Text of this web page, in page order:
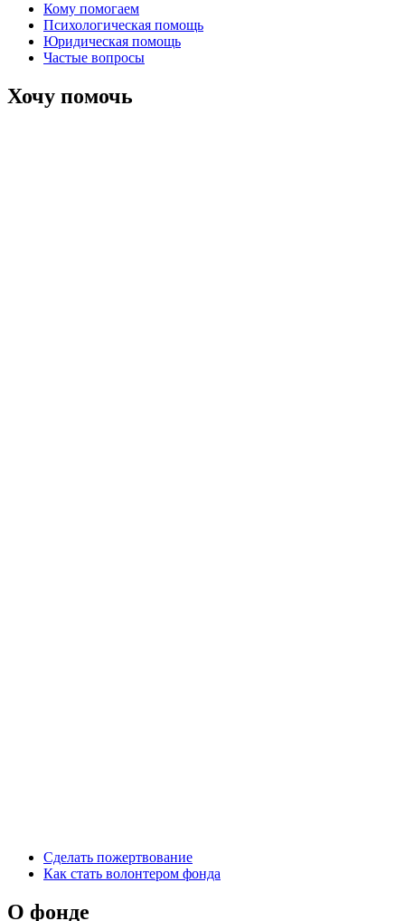
Кому помогаем
Психологическая помощь
Юридическая помощь
Частые вопросы
Хочу помочь
Сделать пожертвование
Как стать волонтером фонда
О фонде